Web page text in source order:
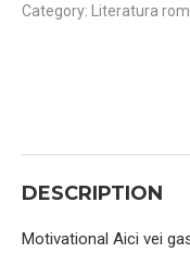
Category:
Literatura
DESCRIPTION
Motivational Aici vei